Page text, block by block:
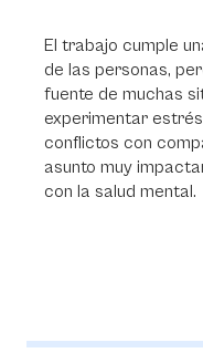
El trabajo cumple
de las personas,
fuente de muchas
experimentar
conflictos con
asunto muy
con la salud mental.